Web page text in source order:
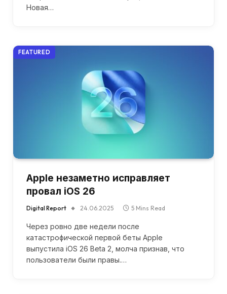
Новая…
FEATURED
Apple незаметно исправляет
провал iOS 26
Digital Report 24.06.2025 5 Mins Read
Через ровно две недели после
катастрофической первой беты Apple
выпустила iOS 26 Beta 2, молча признав, что
пользователи были правы.…